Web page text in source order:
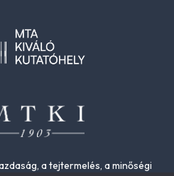
a tejtermelés, a minőségi